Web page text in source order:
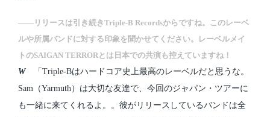
――リリースは引き続きTriple-B Recordsからですね。このレーベ
ルや所属バンドに対する印象を聞かせてください。レーベルメイ
トのSAIGAN TERRORとは日本での共演も控えていますね！
W「Triple-Bはハードコア史上最高のレーベルだと思うな。
Sam（Yarmuth）は大切な友達で、今回のジャパン・ツアーに
も一緒に来てくれるよ。。彼がリリースしているバンドは全